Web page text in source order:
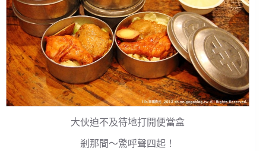
大伙迫不及待地打開便當盒
剎那間～驚呼聲四起！